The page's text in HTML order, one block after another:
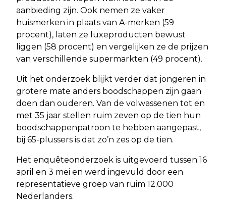
aanbieding zijn. Ook nemen ze vaker
huismerken in plaats van A-merken (59
procent), laten ze luxeproducten bewust
liggen (58 procent) en vergelijken ze de prijzen
van verschillende supermarkten (49 procent).
Uit het onderzoek blijkt verder dat jongeren in
grotere mate anders boodschappen zijn gaan
doen dan ouderen. Van de volwassenen tot en
met 35 jaar stellen ruim zeven op de tien hun
boodschappenpatroon te hebben aangepast,
bij 65-plussers is dat zo’n zes op de tien.
Het enquêteonderzoek is uitgevoerd tussen 16
april en 3 mei en werd ingevuld door een
representatieve groep van ruim 12.000
Nederlanders.